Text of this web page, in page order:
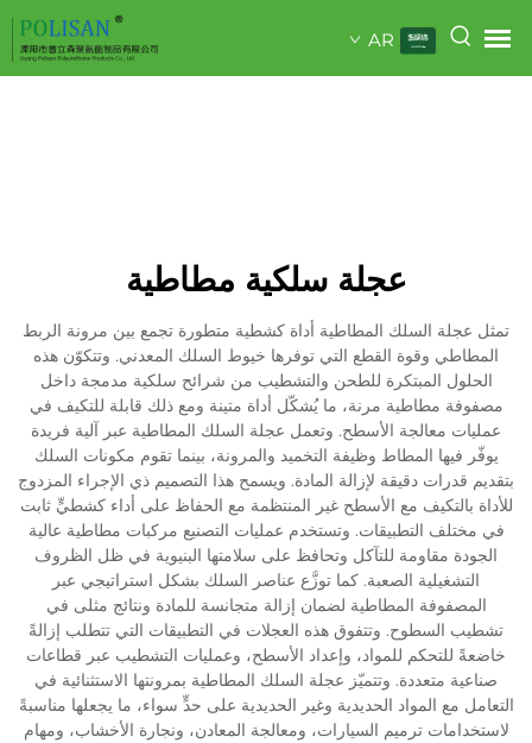
AR
عجلة سلكية مطاطية
تمثل عجلة السلك المطاطية أداة كشطية متطورة تجمع بين مرونة الربط
المطاطي وقوة القطع التي توفرها خيوط السلك المعدني. وتتكوّن هذه
الحلول المبتكرة للطحن والتشطيب من شرائح سلكية مدمجة داخل
مصفوفة مطاطية مرنة، ما يُشكّل أداة متينة ومع ذلك قابلة للتكيف في
عمليات معالجة الأسطح. وتعمل عجلة السلك المطاطية عبر آلية فريدة
يوفّر فيها المطاط وظيفة التخميد والمرونة، بينما تقوم مكونات السلك
بتقديم قدرات دقيقة لإزالة المادة. ويسمح هذا التصميم ذي الإجراء المزدوج
للأداة بالتكيف مع الأسطح غير المنتظمة مع الحفاظ على أداء كشطيٍّ ثابت
في مختلف التطبيقات. وتستخدم عمليات التصنيع مركبات مطاطية عالية
الجودة مقاومة للتآكل وتحافظ على سلامتها البنيوية في ظل الظروف
التشغيلية الصعبة. كما توزَّع عناصر السلك بشكل استراتيجي عبر
المصفوفة المطاطية لضمان إزالة متجانسة للمادة ونتائج مثلى في
تشطيب السطوح. وتتفوق هذه العجلات في التطبيقات التي تتطلب إزالةً
خاضعةً للتحكم للمواد، وإعداد الأسطح، وعمليات التشطيب عبر قطاعات
صناعية متعددة. وتتميّز عجلة السلك المطاطية بمرونتها الاستثنائية في
التعامل مع المواد الحديدية وغير الحديدية على حدٍّ سواء، ما يجعلها مناسبةً
لاستخدامات ترميم السيارات، ومعالجة المعادن، ونجارة الأخشاب، ومهام